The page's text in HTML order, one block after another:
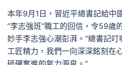
本年9月1日，習近平總書記給中
“李志強班”職工的回信，令59歲
妙手李志強心潮彭湃。“總書記叮
工匠精力，我們一向深深銘刻在